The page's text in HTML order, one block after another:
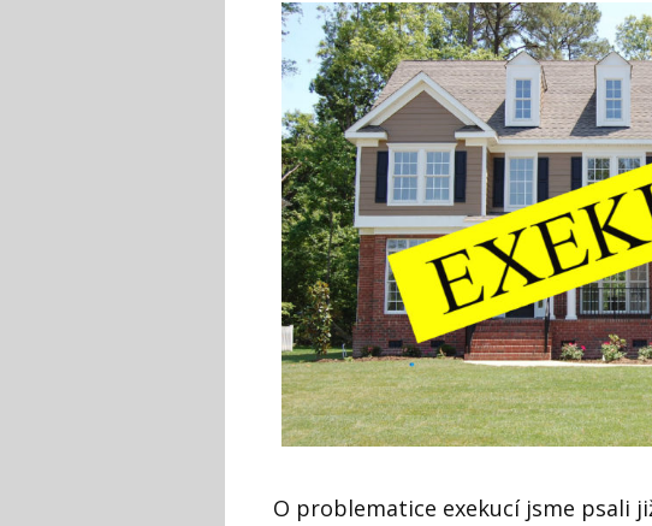
O problematice exekucí jsme psali